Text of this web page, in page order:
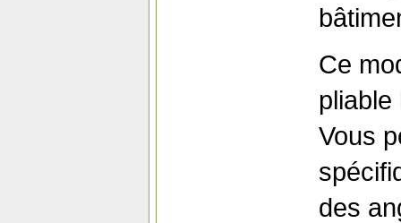
Ce
pliable
Vous
des